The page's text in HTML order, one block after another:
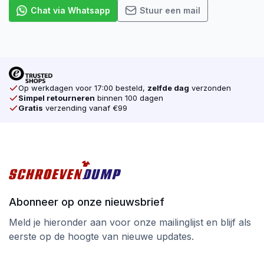
Chat via Whatsapp Stuur een mail
Op werkdagen voor 17:00 besteld, zelfde dag verzonden
Simpel retourneren binnen 100 dagen
Gratis verzending vanaf €99
Abonneer op onze nieuwsbrief
Meld je hieronder aan voor onze mailinglijst en blijf als
eerste op de hoogte van nieuwe updates.